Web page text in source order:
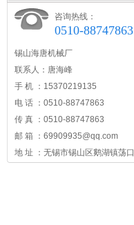
咨询热线：
0510-88747863
锡山海唐机械厂
联系人：唐海峰
手 机 ：15370219135
电 话 ：0510-88747863
传 真 ：0510-88747863
邮 箱 ：69909935@qq.com
地 址 ：无锡市锡山区鹅湖镇荡口